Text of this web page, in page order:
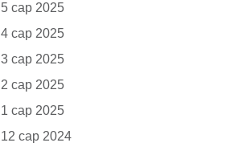
5 сар 2025
4 сар 2025
3 сар 2025
2 сар 2025
1 сар 2025
12 сар 2024